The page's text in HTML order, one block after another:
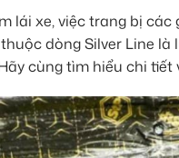
lái xe, việc trang bị
thuộc dòng Silver Line là
cùng tìm hiểu chi